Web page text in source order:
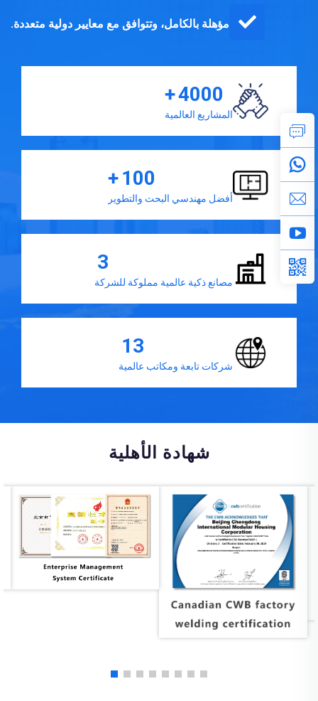
مؤهلة بالكامل، وتتوافق مع معايير دولية متعددة.
4000
+
المشاريع العالمية
100
+
أفضل مهندسي البحث والتطوير
3
مصانع ذكية عالمية مملوكة للشركة
13
شركات تابعة ومكاتب عالمية
شهادة الأهلية